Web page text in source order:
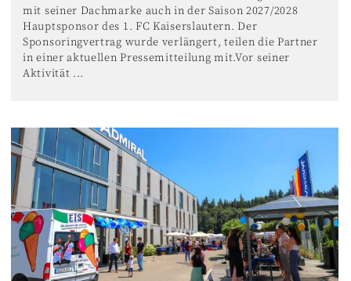
mit seiner Dachmarke auch in der Saison 2027/2028
Hauptsponsor des 1. FC Kaiserslautern. Der
Sponsoringvertrag wurde verlängert, teilen die Partner
in einer aktuellen Pressemitteilung mit.Vor seiner
Aktivität ...